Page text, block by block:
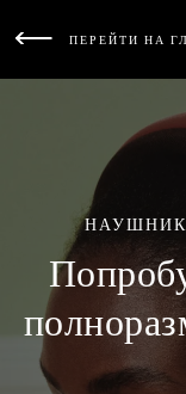
ПЕРЕЙТИ НА